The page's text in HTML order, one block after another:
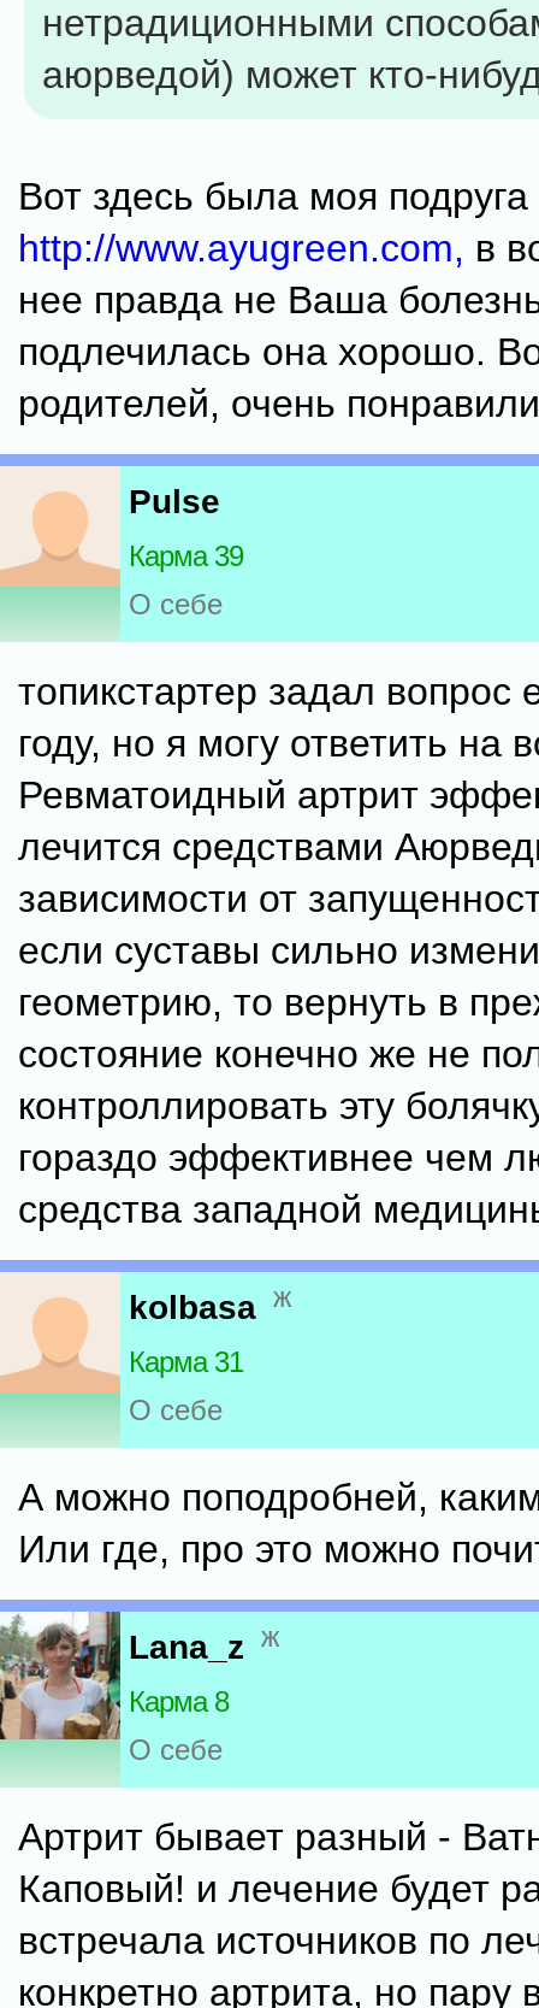
нетрадиционными
аюрведой) может кто-
Вот здесь была моя подруга
http://www.ayugreen.com, в
нее правда не Ваша
подлечилась она хорошо.
родителей, очень
Pulse
Карма 39
О себе
топикстартер задал
году, но я могу ответить на
Ревматоидный артрит
лечится средствами
зависимости от
если суставы сильно
геометрию, то вернуть в
состояние конечно же не
контроллировать эту
гораздо эффективнее чем
средства западной
kolbasa ж
Карма 31
О себе
А можно поподробней,
Или где, про это можно
Lana_z ж
Карма 8
О себе
Артрит бывает разный -
Каповый! и лечение будет
встречала источников по
конкретно артрита, но пару